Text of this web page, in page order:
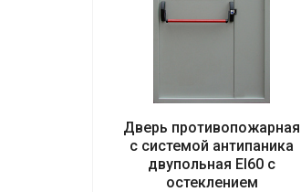
Дверь противопожарная
с системой антипаника
двупольная EI60 с
остеклением